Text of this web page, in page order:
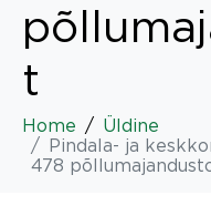
t
Home
Üldine
Pindala- ja
478